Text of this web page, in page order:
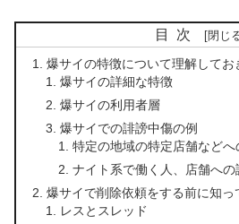
目次
爆サイの特徴について理解してお
爆サイの詳細な特徴
爆サイの利用者層
爆サイでの誹謗中傷の例
特定の地域の特定店舗などへ
ナイト系で働く人、店舗への
爆サイで削除依頼をする前に知っ
レスとスレッド